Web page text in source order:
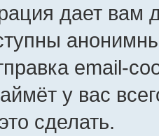
дает вам
email-
у вас
сделать.